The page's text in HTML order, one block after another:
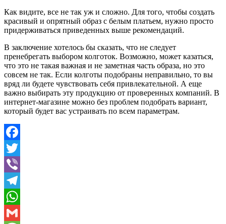
Как видите, все не так уж и сложно. Для того, чтобы создать
красивый и опрятный образ с белым платьем, нужно просто
придерживаться приведенных выше рекомендаций.
В заключение хотелось бы сказать, что не следует
пренебрегать выбором колготок. Возможно, может казаться,
что это не такая важная и не заметная часть образа, но это
совсем не так. Если колготы подобраны неправильно, то вы
вряд ли будете чувствовать себя привлекательной. А еще
важно выбирать эту продукцию от проверенных компаний. В
интернет-магазине можно без проблем подобрать вариант,
который будет вас устраивать по всем параметрам.
Facebook
Twitter
Viber
Telegram
WhatsApp